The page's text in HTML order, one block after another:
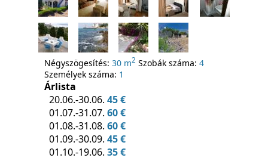
Négyszögesítés: 30 m2 Szobák száma: 4
Személyek száma: 1
Árlista
20.06.-30.06. 45 €
01.07.-31.07. 60 €
01.08.-31.08. 60 €
01.09.-30.09. 45 €
01.10.-19.06. 35 €